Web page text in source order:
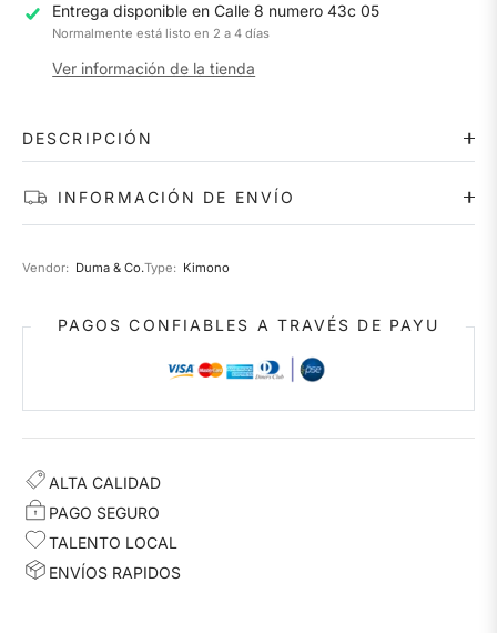
Entrega disponible enCalle 8 numero 43c 05
Normalmente está listo en 2 a 4 días
Ver información de la tienda
DESCRIPCIÓN
INFORMACIÓN DE ENVÍO
Vendor: Duma & Co.Type: Kimono
PAGOS CONFIABLES A TRAVÉS DE PAYU
ALTA CALIDAD
PAGO SEGURO
TALENTO LOCAL
ENVÍOS RAPIDOS